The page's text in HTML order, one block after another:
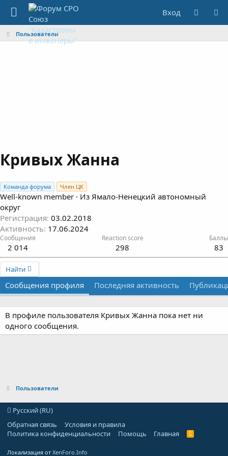
Вход
Пользователи
Кривых Жанна
Команда форума Член ЦК
Well-known member · Из Ямало-Ненецкий автономный
округ
Регистрация 03.02.2018
Активность 17.06.2024
Сообщения
2 014
Reaction score
298
Баллы
83
Найти
Сообщения профиля Последняя активность
В профиле пользователя Кривых Жанна пока нет ни
одного сообщения.
Пользователи
Русский (RU)
Обратная связь
Условия и правила
Политика конфиденциальности
Помощь Главная
R
Локализация от XenForo.Info